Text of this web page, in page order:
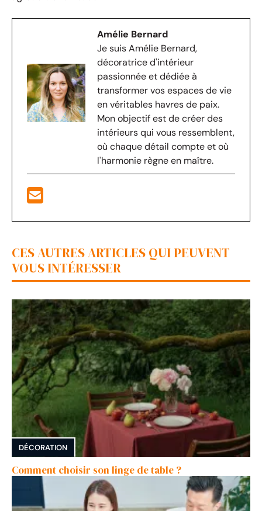
Amélie Bernard
Je suis Amélie Bernard,
décoratrice d'intérieur
passionnée et dédiée à
transformer vos espaces de vie
en véritables havres de paix.
Mon objectif est de créer des
intérieurs qui vous ressemblent,
où chaque détail compte et où
l'harmonie règne en maître.
CES AUTRES ARTICLES QUI PEUVENT
VOUS INTÉRESSER
DÉCORATION
Comment choisir son linge de table ?